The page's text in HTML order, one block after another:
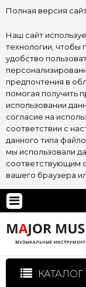
Полная версия
Наш сайт
технологии, чтобы
удобство
предпочтения в
помогая получить
использовании
согласие на
соответствии с
данного типа
мы использовали
соответствующим
вашего браузера